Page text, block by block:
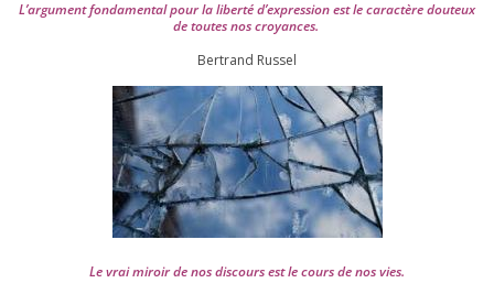
L’argument fon­da­men­tal pour la liber­té d’expression est le carac­tère dou­teux
de toutes nos croyances.
Ber­trand Russel
Le vrai miroir de nos dis­cours est le cours de nos vies.